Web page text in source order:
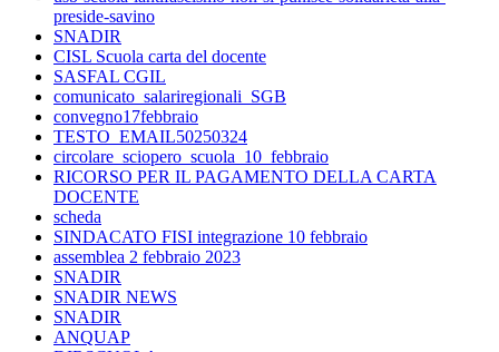
preside-savino
SNADIR
CISL Scuola carta del docente
SASFAL CGIL
comunicato_salariregionali_SGB
convegno17febbraio
TESTO_EMAIL50250324
circolare_sciopero_scuola_10_febbraio
RICORSO PER IL PAGAMENTO DELLA CARTA
DOCENTE
scheda
SINDACATO FISI integrazione 10 febbraio
assemblea 2 febbraio 2023
SNADIR
SNADIR NEWS
SNADIR
ANQUAP